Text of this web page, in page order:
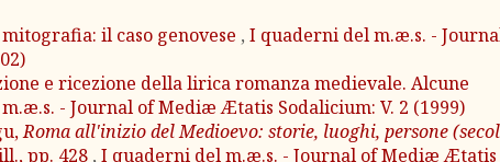
il caso genovese ,I quaderni del m.æ.s. -
e ricezione della lirica romanza medievale. Alcune
- Journal of Mediæ Ætatis Sodalicium: V. 2 (1999)
Roma all'inizio del Medioevo: storie, luoghi, persone
pp. 428 ,I quaderni del m.æ.s. - Journal of Mediæ Ætatis